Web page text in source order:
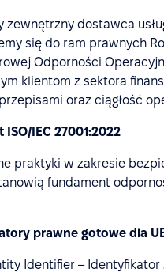
zewnętrzny dostawca
się do ram prawnych
Odporności
klientom z sektora
oraz ciągłość
IEC 27001:2022
praktyki w zakresie
fundament
prawne gotowe dla
Identifier – Identyfikator